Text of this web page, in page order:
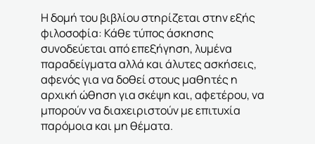
Η δομή του βιβλίου στηρίζεται στην εξής
φιλοσοφία: Κάθε τύπος άσκησης
συνοδεύεται από επεξήγηση, λυμένα
παραδείγματα αλλά και άλυτες ασκήσεις,
αφενός για να δοθεί στους μαθητές η
αρχική ώθηση για σκέψη και, αφετέρου, να
μπορούν να διαχειριστούν με επιτυχία
παρόμοια και μη θέματα.